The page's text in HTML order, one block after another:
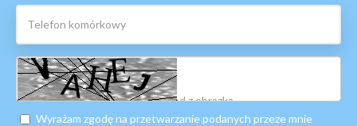
Wyrażam zgodę na przetwarzanie podanych przeze mnie